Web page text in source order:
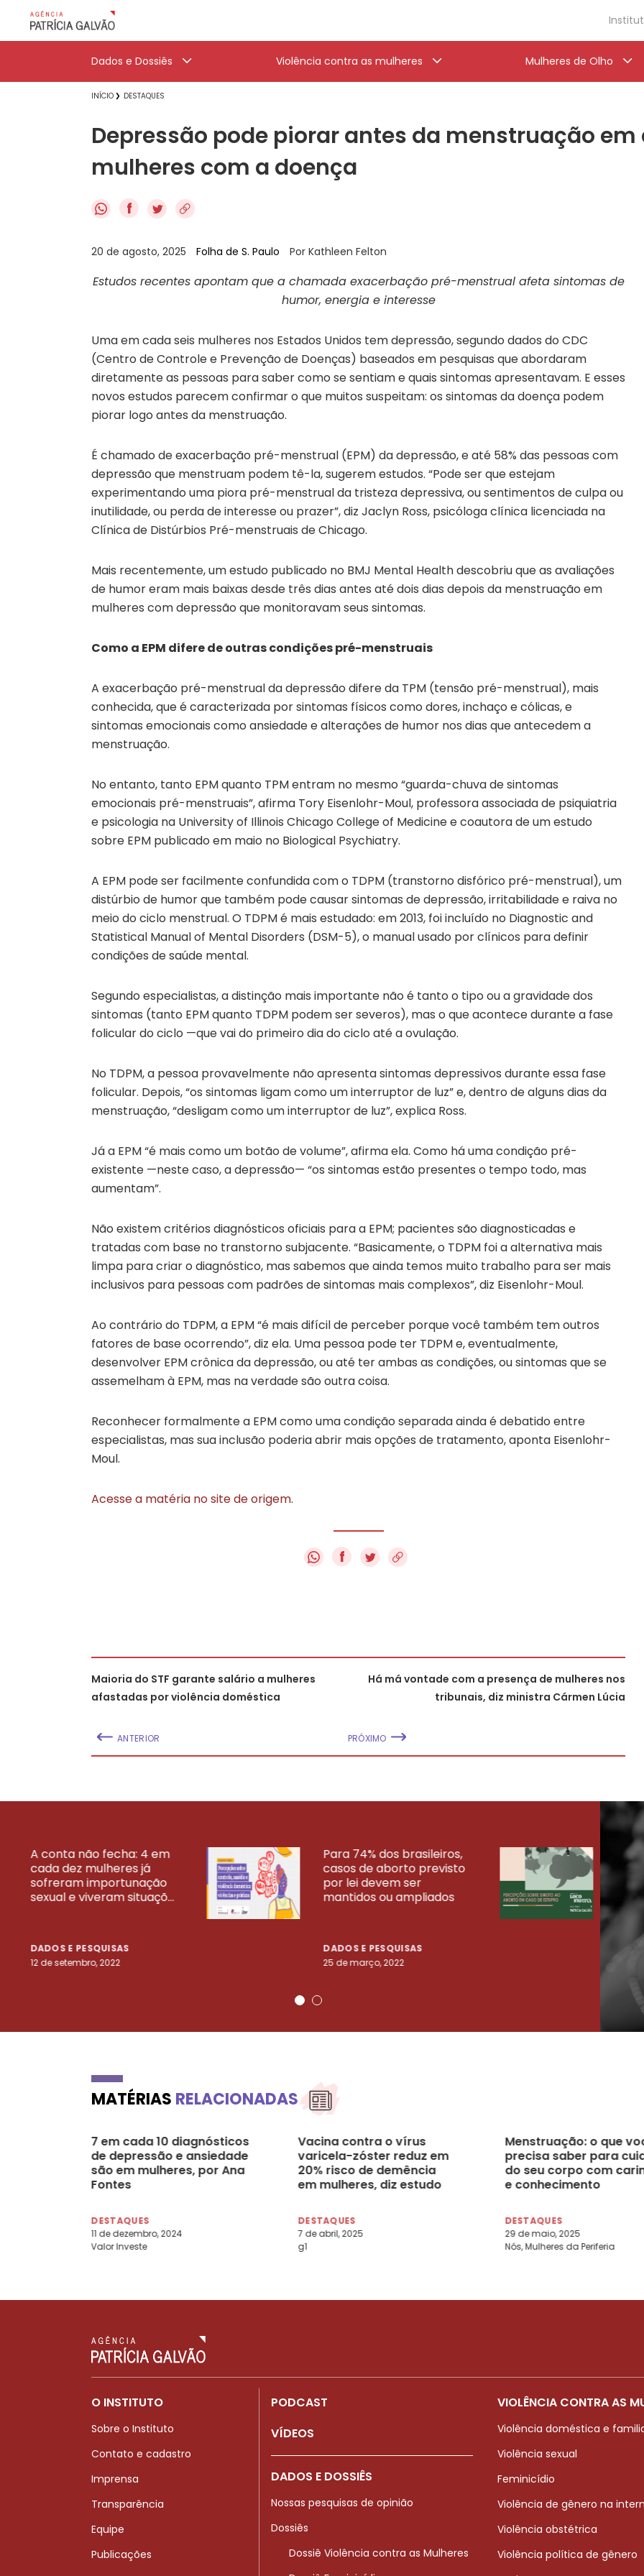
Dados e Dossiês Violência contra as mulheres Mulheres de Olho
INÍCIO DESTAQUES
Depressão pode piorar antes da menstruação
mulheres com a doença
f
20 de agosto, 2025 Folha de S. Paulo Por Kathleen Felton
Estudos recentes apontam que a chamada exacerbação pré-menstrual afeta sintomas de
humor, energia e interesse
Uma em cada seis mulheres nos Estados Unidos tem depressão, segundo dados do CDC
(Centro de Controle e Prevenção de Doenças) baseados em pesquisas que abordaram
diretamente as pessoas para saber como se sentiam e quais sintomas apresentavam. E esses
novos estudos parecem confirmar o que muitos suspeitam: os sintomas da doença podem
piorar logo antes da menstruação.
É chamado de exacerbação pré-menstrual (EPM) da depressão, e até 58% das pessoas com
depressão que menstruam podem tê-la, sugerem estudos. “Pode ser que estejam
experimentando uma piora pré-menstrual da tristeza depressiva, ou sentimentos de culpa ou
inutilidade, ou perda de interesse ou prazer”, diz Jaclyn Ross, psicóloga clínica licenciada na
Clínica de Distúrbios Pré-menstruais de Chicago.
Mais recentemente, um estudo publicado no BMJ Mental Health descobriu que as avaliações
de humor eram mais baixas desde três dias antes até dois dias depois da menstruação em
mulheres com depressão que monitoravam seus sintomas.
Como a EPM difere de outras condições pré-menstruais
A exacerbação pré-menstrual da depressão difere da TPM (tensão pré-menstrual), mais
conhecida, que é caracterizada por sintomas físicos como dores, inchaço e cólicas, e
sintomas emocionais como ansiedade e alterações de humor nos dias que antecedem a
menstruação.
No entanto, tanto EPM quanto TPM entram no mesmo “guarda-chuva de sintomas
emocionais pré-menstruais”, afirma Tory Eisenlohr-Moul, professora associada de psiquiatria
e psicologia na University of Illinois Chicago College of Medicine e coautora de um estudo
sobre EPM publicado em maio no Biological Psychiatry.
A EPM pode ser facilmente confundida com o TDPM (transtorno disfórico pré-menstrual), um
distúrbio de humor que também pode causar sintomas de depressão, irritabilidade e raiva no
meio do ciclo menstrual. O TDPM é mais estudado: em 2013, foi incluído no Diagnostic and
Statistical Manual of Mental Disorders (DSM-5), o manual usado por clínicos para definir
condições de saúde mental.
Segundo especialistas, a distinção mais importante não é tanto o tipo ou a gravidade dos
sintomas (tanto EPM quanto TDPM podem ser severos), mas o que acontece durante a fase
folicular do ciclo —que vai do primeiro dia do ciclo até a ovulação.
No TDPM, a pessoa provavelmente não apresenta sintomas depressivos durante essa fase
folicular. Depois, “os sintomas ligam como um interruptor de luz” e, dentro de alguns dias da
menstruação, “desligam como um interruptor de luz”, explica Ross.
Já a EPM “é mais como um botão de volume”, afirma ela. Como há uma condição pré-
existente —neste caso, a depressão— “os sintomas estão presentes o tempo todo, mas
aumentam”.
Não existem critérios diagnósticos oficiais para a EPM; pacientes são diagnosticadas e
tratadas com base no transtorno subjacente. “Basicamente, o TDPM foi a alternativa mais
limpa para criar o diagnóstico, mas sabemos que ainda temos muito trabalho para ser mais
inclusivos para pessoas com padrões de sintomas mais complexos”, diz Eisenlohr-Moul.
Ao contrário do TDPM, a EPM “é mais difícil de perceber porque você também tem outros
fatores de base ocorrendo”, diz ela. Uma pessoa pode ter TDPM e, eventualmente,
desenvolver EPM crônica da depressão, ou até ter ambas as condições, ou sintomas que se
assemelham à EPM, mas na verdade são outra coisa.
Reconhecer formalmente a EPM como uma condição separada ainda é debatido entre
especialistas, mas sua inclusão poderia abrir mais opções de tratamento, aponta Eisenlohr-
Moul.
Acesse a matéria no site de origem.
f
Maioria do STF garante salário a mulheres
afastadas por violência doméstica
ANTERIOR
Há má vontade com a presença de mulheres nos
tribunais, diz ministra Cármen Lúcia
PRÓXIMO
A conta não fecha: 4 em
cada dez mulheres já
sofreram importunação
sexual e viveram situaçõ...
DADOS E PESQUISAS
12 de setembro, 2022
Para 74% dos brasileiros,
casos de aborto previsto
por lei devem ser
mantidos ou ampliados
DADOS E PESQUISAS
25 de março, 2022
23
VEJA MAIS PESQUISAS
MATÉRIAS RELACIONADAS
7 em cada 10 diagnósticos
de depressão e ansiedade
são em mulheres, por Ana
Fontes
DESTAQUES
11 de dezembro, 2024
Valor Investe
Vacina contra o vírus
varicela-zóster reduz em
20% risco de demência
em mulheres, diz estudo
DESTAQUES
7 de abril, 2025
g1
Menstruação: o que
precisa saber para
do seu corpo com
e conhecimento
DESTAQUES
29 de maio, 2025
Nós, Mulheres da Periferia
O INSTITUTO
Sobre o Instituto
Contato e cadastro
Imprensa
Transparência
Equipe
Publicações
PODCAST
VÍDEOS
DADOS E DOSSIÊS
Nossas pesquisas de opinião
Dossiês
Dossiê Violência contra as Mulheres
VIOLÊNCIA CONTRA AS
Violência doméstica e
Violência sexual
Feminicídio
Violência de gênero na
Violência obstétrica
Violência política de gênero